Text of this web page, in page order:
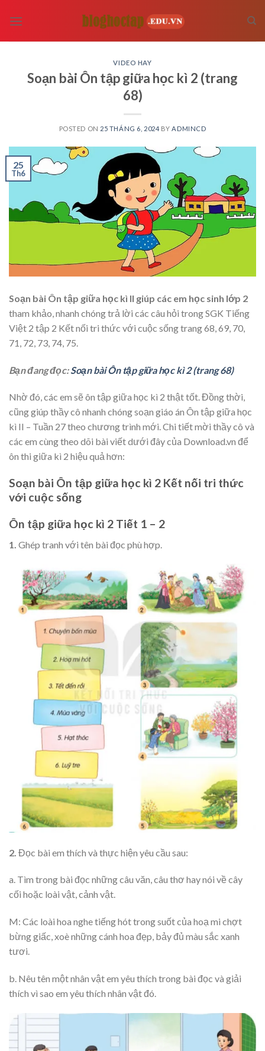
VIDEO HAY
Soạn bài Ôn tập giữa học kì 2 (trang
68)
POSTED ON 25 THÁNG 6, 2024 BY ADMINCD
25
Th6
Soạn bài Ôn tập giữa học kì II giúp các em học sinh lớp 2
tham khảo, nhanh chóng trả lời các câu hỏi trong SGK Tiếng
Việt 2 tập 2 Kết nối tri thức với cuộc sống trang 68, 69, 70,
71, 72, 73, 74, 75.
Bạn đang đọc:Soạn bài Ôn tập giữa học kì 2 (trang 68)
Nhờ đó, các em sẽ ôn tập giữa học kì 2 thật tốt. Đồng thời,
cũng giúp thầy cô nhanh chóng soạn giáo án Ôn tập giữa học
kì II – Tuần 27 theo chương trình mới. Chi tiết mời thầy cô và
các em cùng theo dõi bài viết dưới đây của Download.vn để
ôn thi giữa kì 2 hiệu quả hơn:
Soạn bài Ôn tập giữa học kì 2 Kết nối tri thức
với cuộc sống
Ôn tập giữa học kì 2 Tiết 1 – 2
1. Ghép tranh với tên bài đọc phù hợp.
2. Đọc bài em thích và thực hiện yêu cầu sau:
a. Tìm trong bài đọc những câu văn, câu thơ hay nói về cây
cối hoặc loài vật, cảnh vật.
M: Các loài hoa nghe tiếng hót trong suốt của hoạ mi chợt
bừng giấc, xoè những cánh hoa đẹp, bảy đủ màu sắc xanh
tươi.
b. Nêu tên một nhân vật em yêu thích trong bài đọc và giải
thích vì sao em yêu thích nhân vật đó.